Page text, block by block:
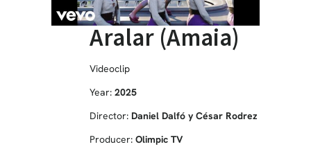
Aralar (Amaia)
Videoclip
Year: 2025
Director: Daniel Dalfó y César Rodrez
Producer: Olimpic TV